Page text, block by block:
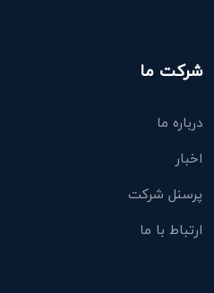
شرکت ما
درباره ما
اخبار
پرسنل شرکت
ارتباط با ما